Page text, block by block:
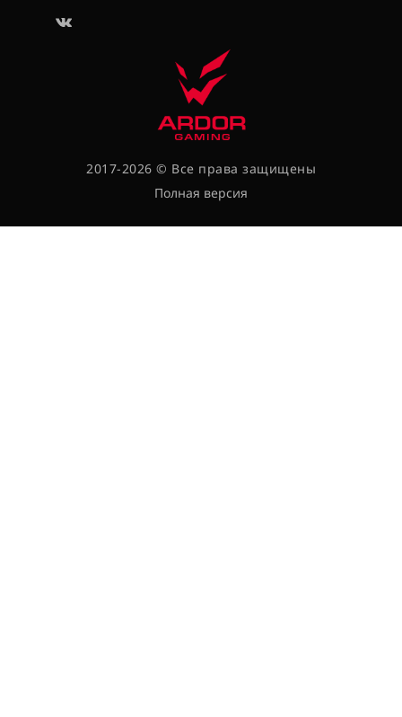
2017-2026 © Все права защищены
Полная версия